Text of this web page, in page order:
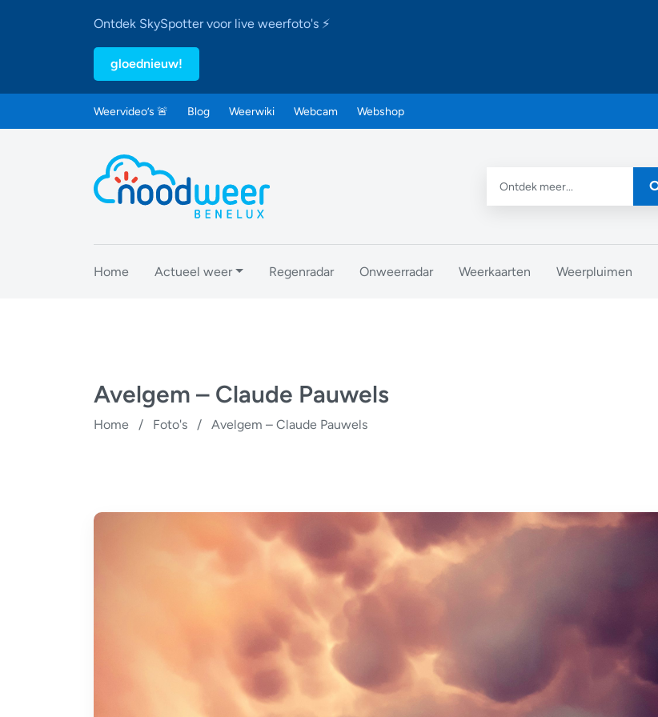
Ontdek SkySpotter voor live weerfoto's ⚡
gloednieuw!
Weervideo’s 🚨 Blog Weerwiki Webcam Webshop
Home Actueel weer Regenradar Onweerradar Weerkaarten Weerpluimen
Avelgem – Claude Pauwels
Home / Foto's / Avelgem – Claude Pauwels